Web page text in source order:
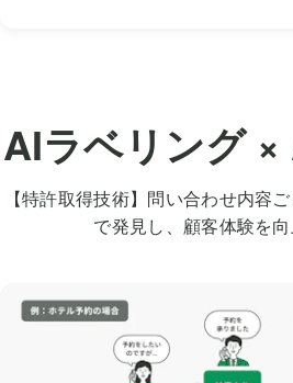
AIラベリング
【特許取得技術】問い合わせ内容
で発見し、顧客体験を向